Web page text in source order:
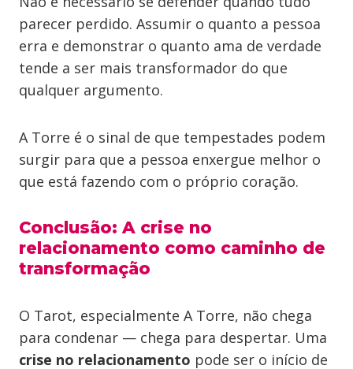
parecer perdido. Assumir o quanto a pessoa
erra e demonstrar o quanto ama de verdade
tende a ser mais transformador do que
qualquer argumento.
A Torre é o sinal de que tempestades podem
surgir para que a pessoa enxergue melhor o
que está fazendo com o próprio coração.
Conclusão: A crise no
relacionamento como caminho de
transformação
O Tarot, especialmente A Torre, não chega
para condenar — chega para despertar. Uma
crise no relacionamento pode ser o início de